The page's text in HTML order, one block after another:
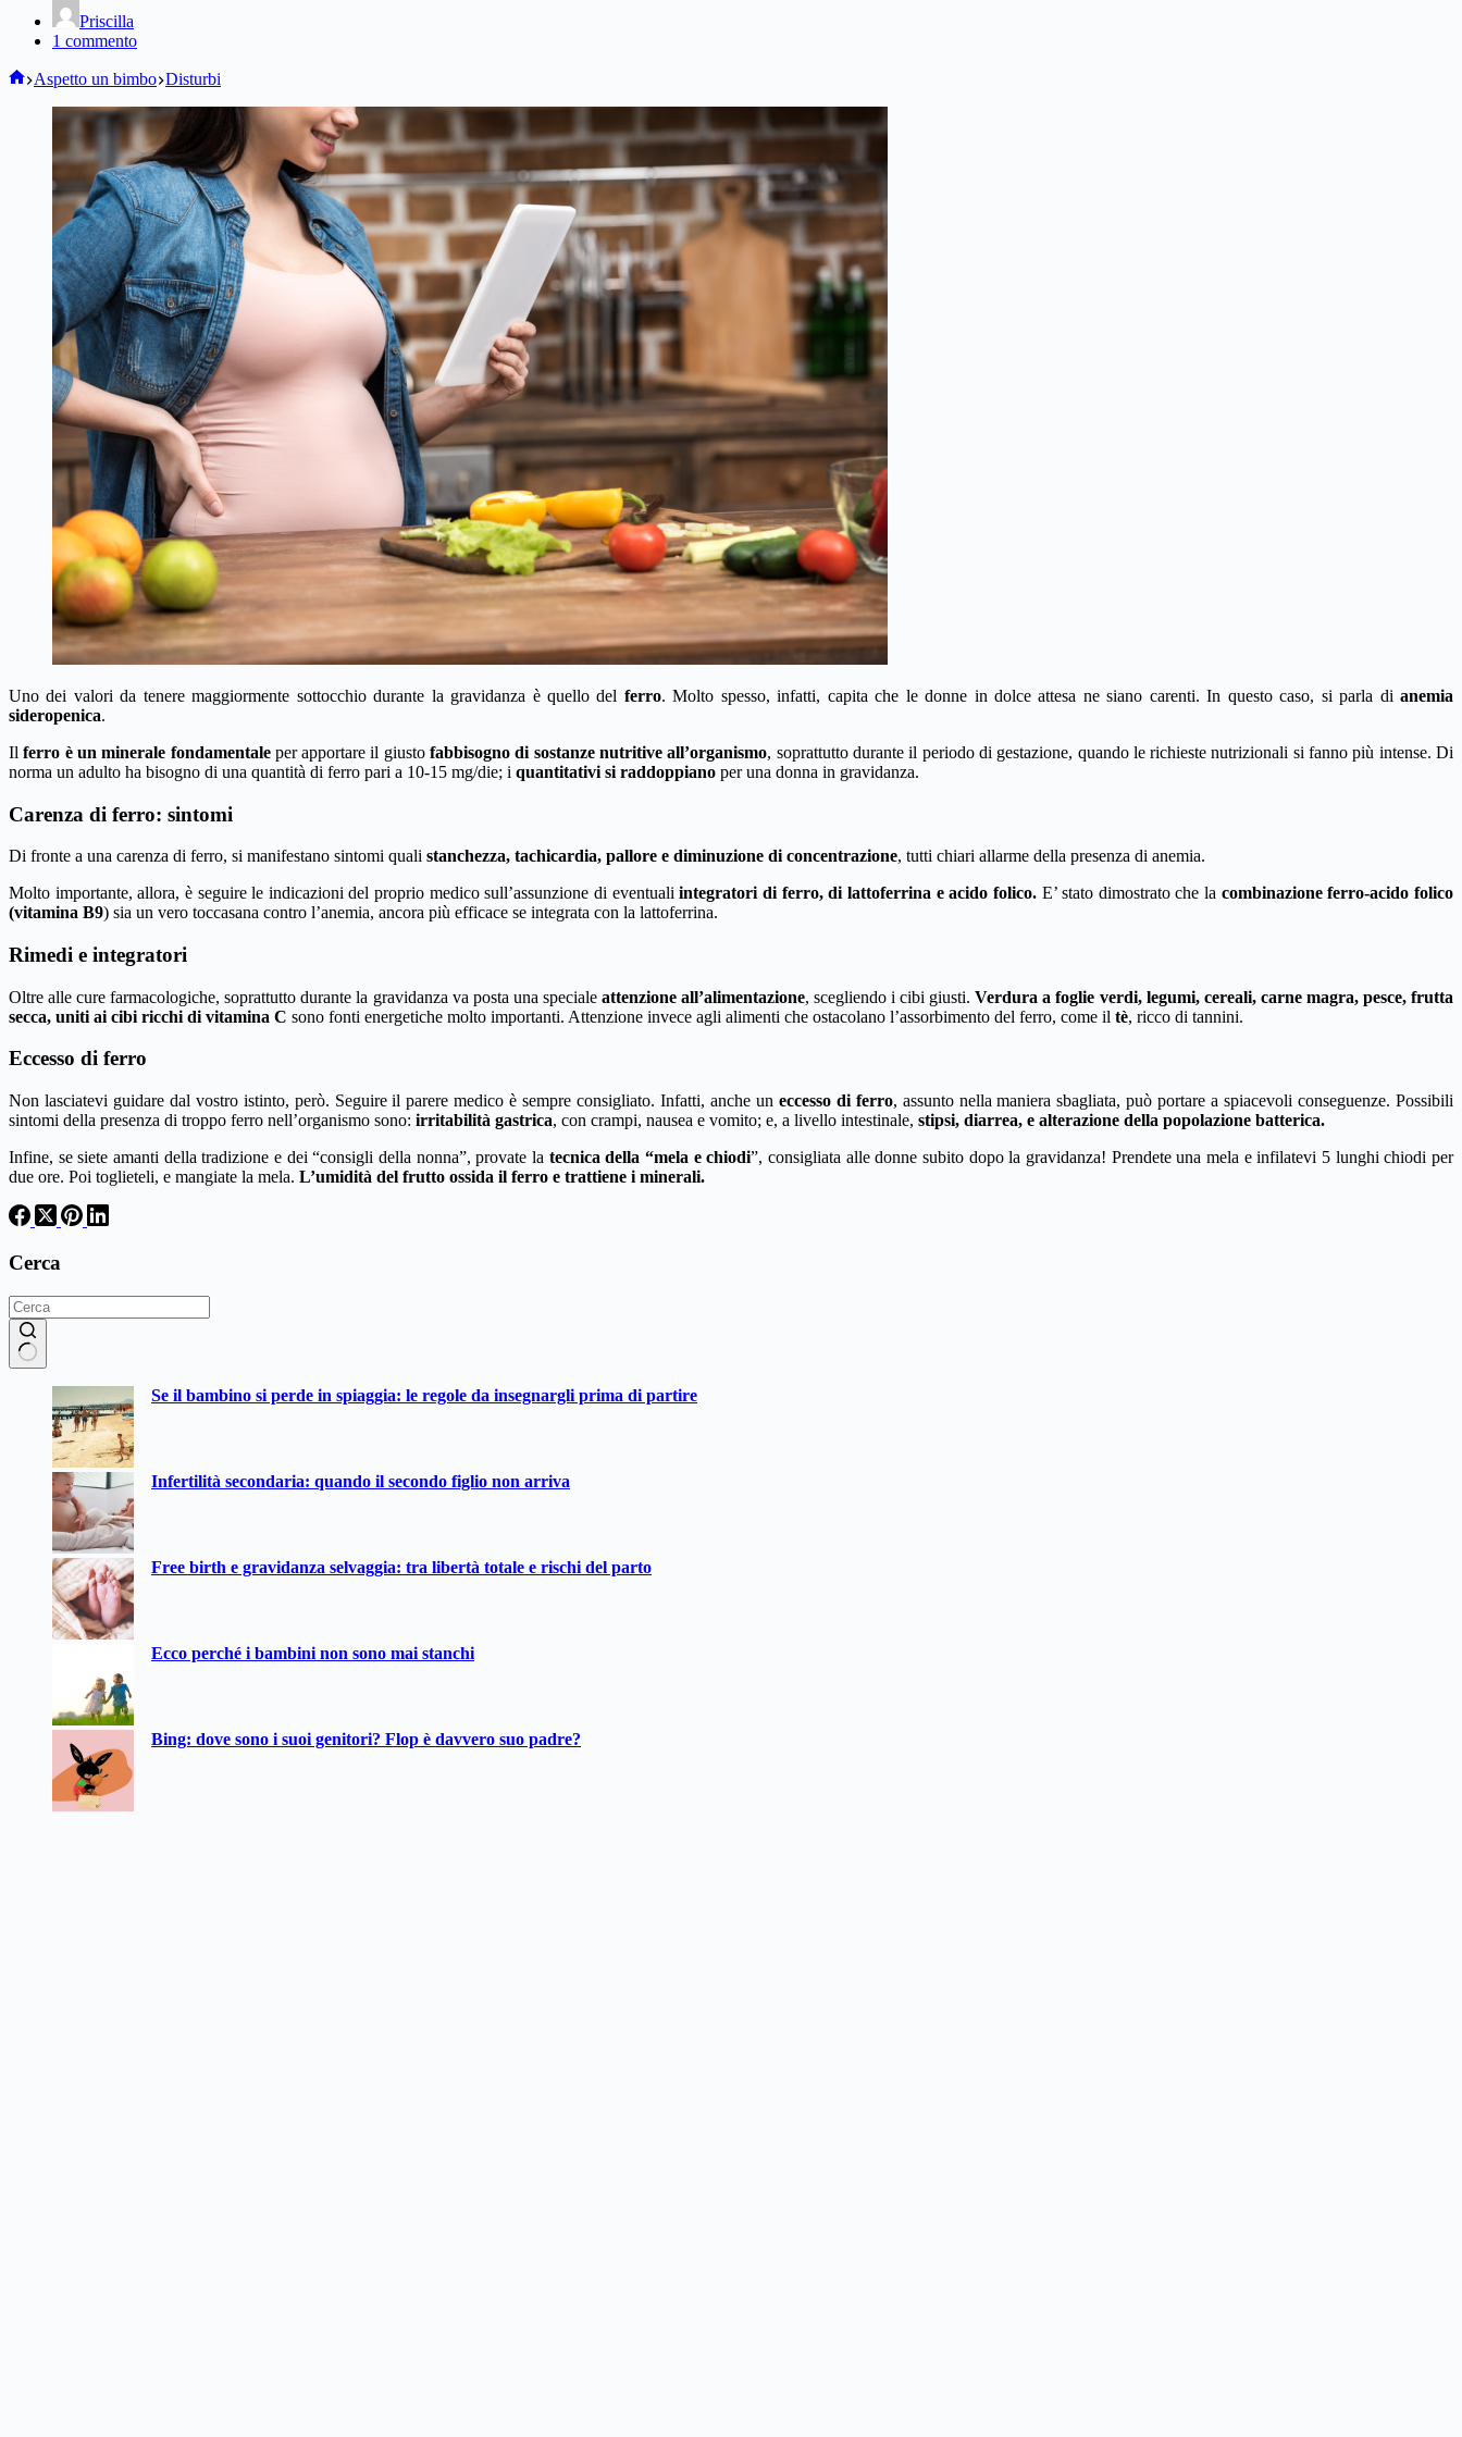
Priscilla
1 commento
Home
Aspetto un bimbo Disturbi
Uno dei valori da tenere maggiormente sottocchio durante la gravidanza è quello del ferro. Molto spesso, infatti, capita che le donne in dolce attesa ne siano carenti. In questo caso, si parla dianemia
sideropenica.
Ilferro è un minerale fondamentaleper apportare il giustofabbisogno di sostanze nutritive all’organismo, soprattutto durante il periodo di gestazione, quando le richieste nutrizionali si fanno più intense. Di
norma un adulto ha bisogno di una quantità di ferro pari a 10-15 mg/die; i quantitativi si raddoppiano per una donna in gravidanza.
Carenza di ferro: sintomi
Di fronte a una carenza di ferro, si manifestano sintomi quali stanchezza, tachicardia, pallore e diminuzione di concentrazione, tutti chiari allarme della presenza di anemia.
Molto importante, allora, è seguire le indicazioni del proprio medico sull’assunzione di eventuali integratori di ferro, di lattoferrina e acido folico.E’ stato dimostrato che la combinazione ferro-acido folico
(vitamina B9) sia un vero toccasana contro l’anemia, ancora più efficace se integrata con la lattoferrina.
Rimedi e integratori
Oltre alle cure farmacologiche, soprattutto durante la gravidanza va posta una speciale attenzione all’alimentazione, scegliendo i cibi giusti. Verdura a foglie verdi, legumi, cereali, carne magra, pesce, frutta
secca, uniti ai cibi ricchi di vitamina C sono fonti energetiche molto importanti. Attenzione invece agli alimenti che ostacolano l’assorbimento del ferro, come il tè, ricco di tannini.
Eccesso di ferro
Non lasciatevi guidare dal vostro istinto, però. Seguire il parere medico è sempre consigliato. Infatti, anche un eccesso di ferro, assunto nella maniera sbagliata, può portare a spiacevoli conseguenze. Possibili
sintomi della presenza di troppo ferro nell’organismo sono: irritabilità gastrica, con crampi, nausea e vomito; e, a livello intestinale, stipsi, diarrea, e alterazione della popolazione batterica.
Infine, se siete amanti della tradizione e dei “consigli della nonna”, provate la tecnica della “mela e chiodi”, consigliata alle donne subito dopo la gravidanza! Prendete una mela e infilatevi 5 lunghi chiodi per
due ore. Poi toglieteli, e mangiate la mela. L’umidità del frutto ossida il ferro e trattiene i minerali.
Cerca
Se il bambino si perde in spiaggia: le regole da insegnargli prima di partire
Infertilità secondaria: quando il secondo figlio non arriva
Free birth e gravidanza selvaggia: tra libertà totale e rischi del parto
Ecco perché i bambini non sono mai stanchi
Bing: dove sono i suoi genitori? Flop è davvero suo padre?